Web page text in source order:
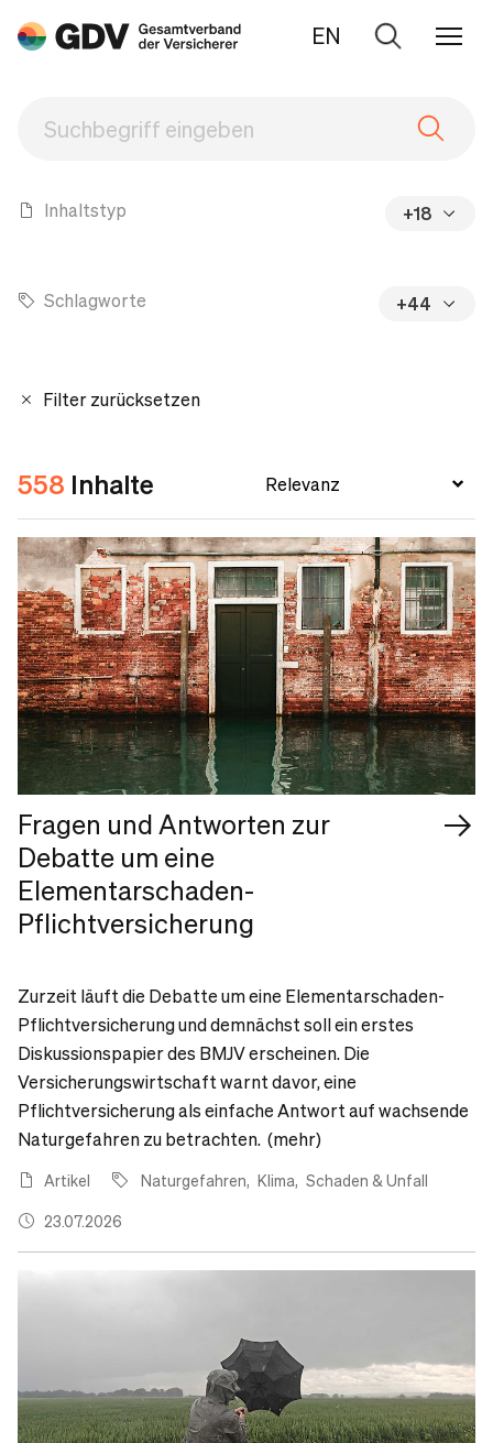
EN
Zur
Inhaltstyp +18
Schlagworte +44
Filter zurücksetzen
558 Inhalte
Fragen und Antworten zur
Debatte um eine
Elementarschaden-
Pflichtversicherung
Zurzeit läuft die Debatte um eine Elementarschaden-
Pflichtversicherung und demnächst soll ein erstes
Diskussionspapier des BMJV erscheinen. Die
Versicherungswirtschaft warnt davor, eine
Pflichtversicherung als einfache Antwort auf wachsende
Naturgefahren zu betrachten. (mehr)
Artikel Naturgefahren Klima Schaden & Unfall
23.07.2026